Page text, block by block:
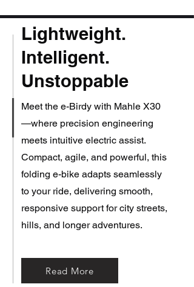
Lightweight.
Intelligent.
Unstoppable
Meet the e-Birdy with Mahle X30
—where precision engineering
meets intuitive electric assist.
Compact, agile, and powerful, this
folding e-bike adapts seamlessly
to your ride, delivering smooth,
responsive support for city streets,
hills, and longer adventures.
Read More